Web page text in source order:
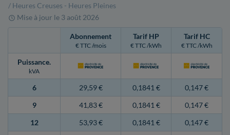
/ Heures Creuses - Heures Pleines
Mise à jour le 3 août 2026
Abonnement
€ TTC /mois
Tarif HP
€ TTC /kWh
Tarif HC
€ TTC /kWh
Puissance.
kVA
6 29,59 € 0,1841 €
0,147 €
9
41,83 € 0,1841 €
0,147 €
12
53,93 € 0,1841 €
0,147 €